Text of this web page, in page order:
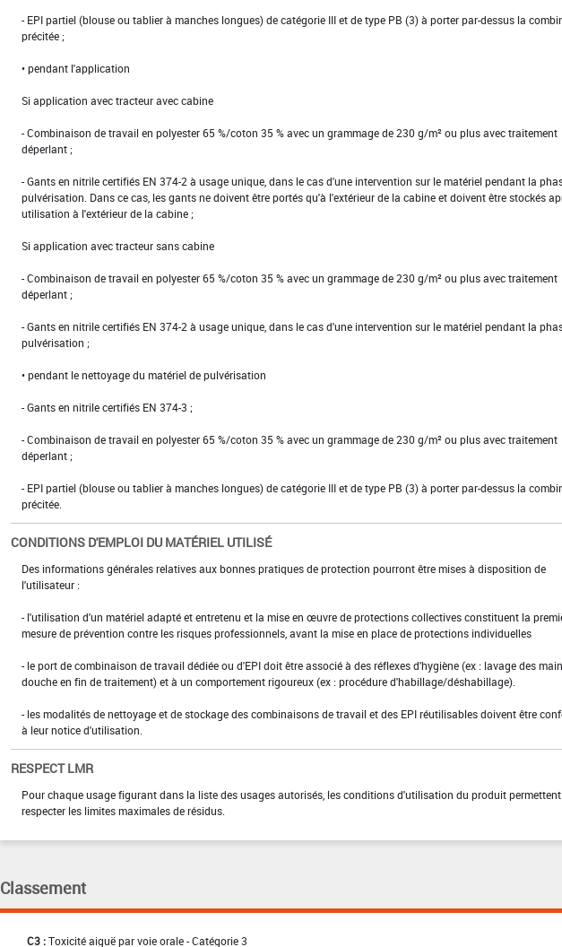
- EPI partiel (blouse ou tablier à manches longues) de catégorie III et de type PB (3) à porter par-dessus la
précitée ;
• pendant l'application
Si application avec tracteur avec cabine
- Combinaison de travail en polyester 65 %/coton 35 % avec un grammage de 230 g/m² ou plus avec traitement
déperlant ;
- Gants en nitrile certifiés EN 374-2 à usage unique, dans le cas d'une intervention sur le matériel pendant la
pulvérisation. Dans ce cas, les gants ne doivent être portés qu'à l'extérieur de la cabine et doivent être stockés
utilisation à l'extérieur de la cabine ;
Si application avec tracteur sans cabine
- Combinaison de travail en polyester 65 %/coton 35 % avec un grammage de 230 g/m² ou plus avec traitement
déperlant ;
- Gants en nitrile certifiés EN 374-2 à usage unique, dans le cas d'une intervention sur le matériel pendant la
pulvérisation ;
• pendant le nettoyage du matériel de pulvérisation
- Gants en nitrile certifiés EN 374-3 ;
- Combinaison de travail en polyester 65 %/coton 35 % avec un grammage de 230 g/m² ou plus avec traitement
déperlant ;
- EPI partiel (blouse ou tablier à manches longues) de catégorie III et de type PB (3) à porter par-dessus la
précitée.
CONDITIONS D'EMPLOI DU MATÉRIEL UTILISÉ
Des informations générales relatives aux bonnes pratiques de protection pourront être mises à disposition de
l'utilisateur :
- l'utilisation d'un matériel adapté et entretenu et la mise en œuvre de protections collectives constituent la
mesure de prévention contre les risques professionnels, avant la mise en place de protections individuelles
- le port de combinaison de travail dédiée ou d'EPI doit être associé à des réflexes d'hygiène (ex : lavage des
douche en fin de traitement) et à un comportement rigoureux (ex : procédure d'habillage/déshabillage).
- les modalités de nettoyage et de stockage des combinaisons de travail et des EPI réutilisables doivent être
à leur notice d'utilisation.
RESPECT LMR
Pour chaque usage figurant dans la liste des usages autorisés, les conditions d'utilisation du produit
respecter les limites maximales de résidus.
Classement
C3 : Toxicité aiguë par voie orale - Catégorie 3